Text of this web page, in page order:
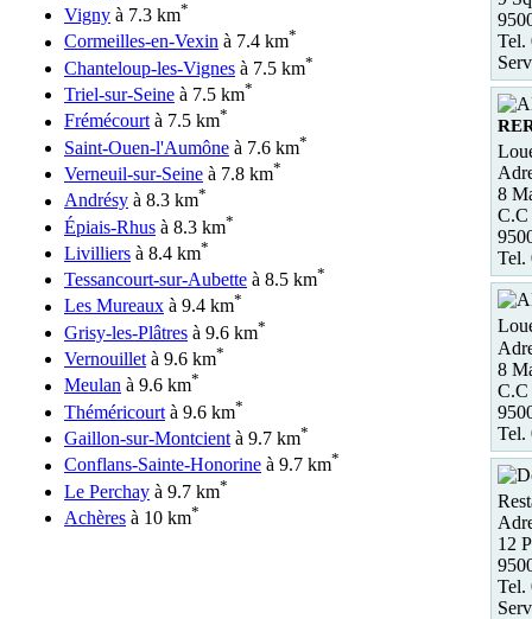
Vigny à 7.3 km*
Cormeilles-en-Vexin à 7.4 km*
Chanteloup-les-Vignes à 7.5 km*
Triel-sur-Seine à 7.5 km*
Frémécourtà 7.5 km*
Saint-Ouen-l'Aumône à 7.6 km*
Verneuil-sur-Seine à 7.8 km*
Andrésy à 8.3 km*
Épiais-Rhus à 8.3 km*
Livilliers à 8.4 km*
Tessancourt-sur-Aubette à 8.5 km*
Les Mureaux à 9.4 km*
Grisy-les-Plâtres à 9.6 km*
Vernouilletà 9.6 km*
Meulan à 9.6 km*
Théméricourt à 9.6 km*
Gaillon-sur-Montcientà 9.7 km*
Conflans-Sainte-Honorine à 9.7 km*
Le Perchay à 9.7 km*
Achères à 10 km*
Tel.
8
C.C
Tel.
8
C.C
Tel.
12
Tel.